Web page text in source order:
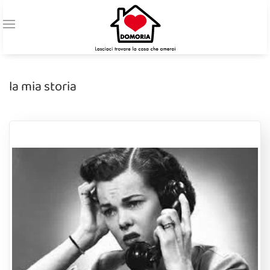
la mia storia